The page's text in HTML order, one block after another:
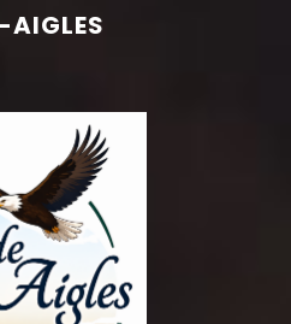
AIGLES